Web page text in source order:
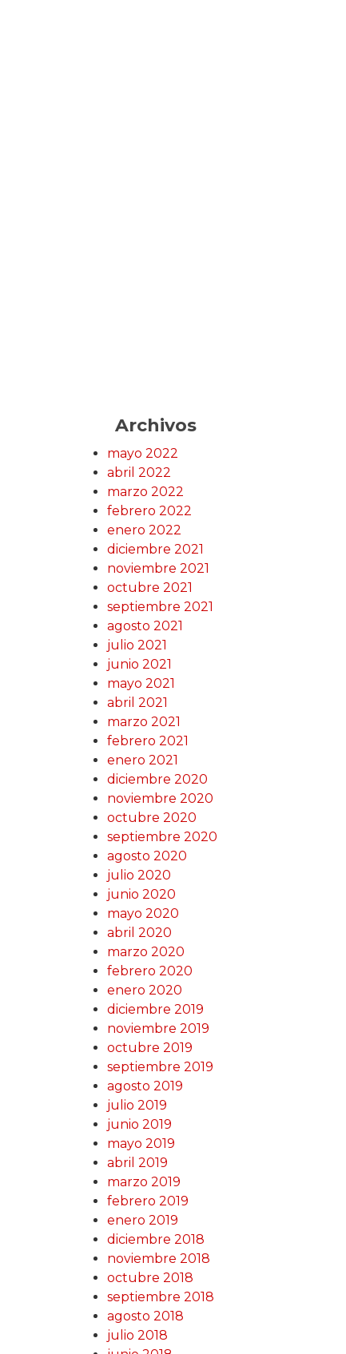
Archivos
mayo 2022
abril 2022
marzo 2022
febrero 2022
enero 2022
diciembre 2021
noviembre 2021
octubre 2021
septiembre 2021
agosto 2021
julio 2021
junio 2021
mayo 2021
abril 2021
marzo 2021
febrero 2021
enero 2021
diciembre 2020
noviembre 2020
octubre 2020
septiembre 2020
agosto 2020
julio 2020
junio 2020
mayo 2020
abril 2020
marzo 2020
febrero 2020
enero 2020
diciembre 2019
noviembre 2019
octubre 2019
septiembre 2019
agosto 2019
julio 2019
junio 2019
mayo 2019
abril 2019
marzo 2019
febrero 2019
enero 2019
diciembre 2018
noviembre 2018
octubre 2018
septiembre 2018
agosto 2018
julio 2018